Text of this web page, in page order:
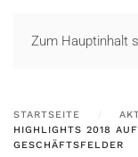
Zum Hauptinhalt
STARTSEITE
HIGHLIGHTS 2018
GESCHÄFTSFELDER